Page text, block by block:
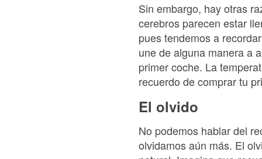
Sin embargo, hay otras
cerebros parecen estar
pues tendemos a
une de alguna manera a
primer coche. La
recuerdo de comprar tu
El olvido
No podemos hablar del
olvidamos aún más. El